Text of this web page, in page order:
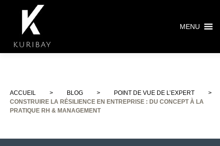
MENU
ACCUEIL > BLOG > POINT DE VUE DE L’EXPERT
>
CONSTRUIRE LA RÉSILIENCE EN ENTREPRISE : DU CONCEPT À LA
PRATIQUE RH & MANAGEMENT